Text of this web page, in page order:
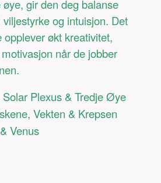
gir den deg balanse
og intuisjon. Det
økt kreativitet,
når de jobber
Plexus & Tredje Øye
Vekten & Krepsen
Venus